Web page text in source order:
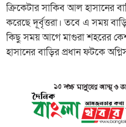
ক্রিকেটার সাকিব আল হাসানের
করেছে দূর্বৃত্তরা। তবে এ সময়
কিছু সময় আগে মাগুরা শহরের
হাসানের বাড়ির প্রধান ফটকে